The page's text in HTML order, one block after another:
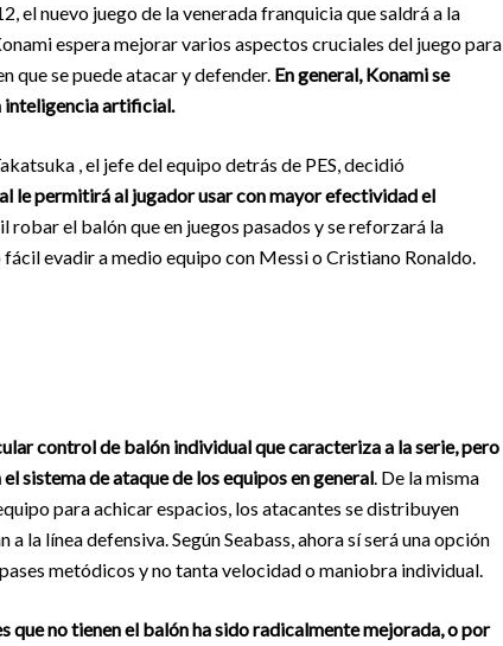
el nuevo juego de la venerada franquicia que saldrá a la
espera mejorar varios aspectos cruciales del juego para
que se puede atacar y defender. En general, Konami se
inteligencia artificial.
, el jefe del equipo detrás de PES, decidió
le permitirá al jugador usar con mayor efectividad el
robar el balón que en juegos pasados y se reforzará la
evadir a medio equipo con Messi o Cristiano Ronaldo.
control de balón individual que caracteriza a la serie, pero
sistema de ataque de los equipos en general. De la misma
para achicar espacios, los atacantes se distribuyen
la línea defensiva. Según Seabass, ahora sí será una opción
metódicos y no tanta velocidad o maniobra individual.
no tienen el balón ha sido radicalmente mejorada, o por